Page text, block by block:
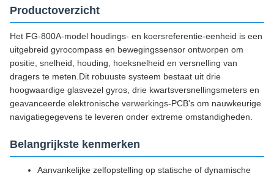
Productoverzicht
Het FG-800A-model houdings- en koersreferentie-eenheid is een
uitgebreid gyrocompass en bewegingssensor ontworpen om
positie, snelheid, houding, hoeksnelheid en versnelling van
dragers te meten.Dit robuuste systeem bestaat uit drie
hoogwaardige glasvezel gyros, drie kwartsversnellingsmeters en
geavanceerde elektronische verwerkings-PCB's om nauwkeurige
navigatiegegevens te leveren onder extreme omstandigheden.
Belangrijkste kenmerken
Aanvankelijke zelfopstelling op statische of dynamische